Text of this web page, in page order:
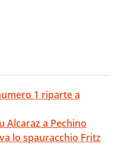
1 riparte a
Alcaraz a Pechino
lo spauracchio Fritz